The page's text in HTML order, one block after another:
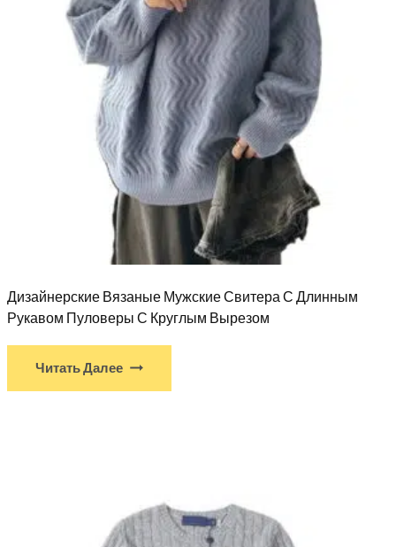
Дизайнерские Вязаные Мужские Свитера С Длинным
Рукавом Пуловеры С Круглым Вырезом
Читать Далее